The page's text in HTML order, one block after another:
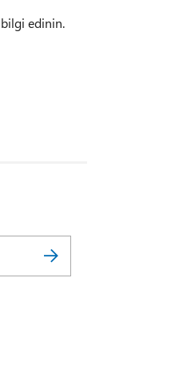
edinin.